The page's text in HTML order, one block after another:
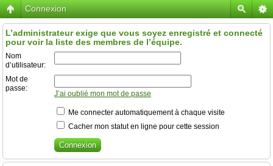
Connexion
L’administrateur exige que vous soyez enregistré et connecté
pour voir la liste des membres de l’équipe.
Nom
d’utilisateur:
Mot de
passe:
J’ai oublié mon mot de passe
Me connecter automatiquement à chaque visite
Cacher mon statut en ligne pour cette session